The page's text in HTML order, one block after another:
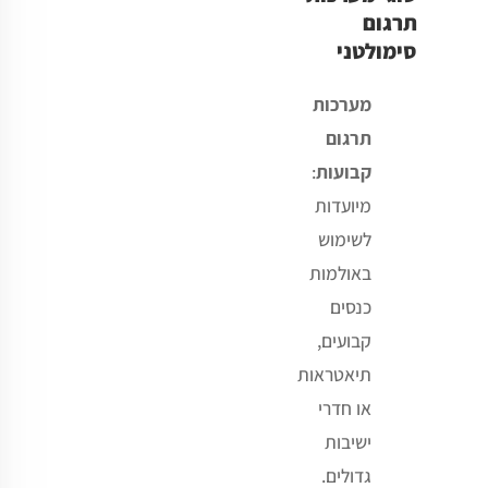
תרגום
סימולטני
מערכות
תרגום
קבועות:
מיועדות
לשימוש
באולמות
כנסים
קבועים,
תיאטראות
או חדרי
ישיבות
גדולים.